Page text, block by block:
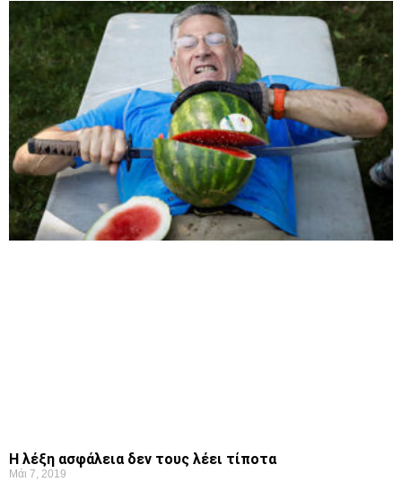
Η λέξη ασφάλεια δεν τους λέει τίποτα
Μάι 7, 2019